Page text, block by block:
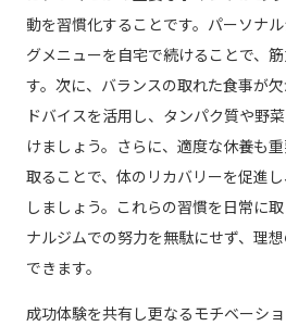
動を習慣化することです。パーソナ
グメニューを自宅で続けることで、
す。次に、バランスの取れた食事が
ドバイスを活用し、タンパク質や野
けましょう。さらに、適度な休養も
取ることで、体のリカバリーを促進
しましょう。これらの習慣を日常に
ナルジムでの努力を無駄にせず、理
できます。
成功体験を共有し更なるモチベーシ